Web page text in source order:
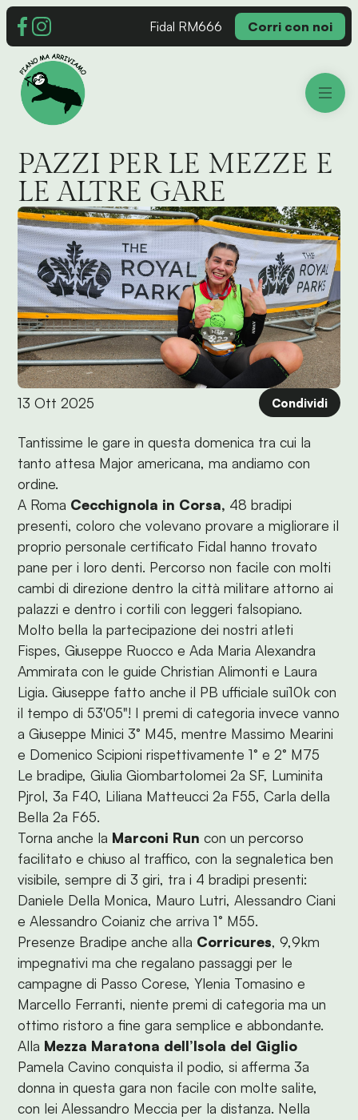
Fidal RM666 Corri con noi
PAZZI PER LE MEZZE E
LE ALTRE GARE
13 Ott 2025 Condividi
Tantissime le gare in questa domenica tra cui la
tanto attesa Major americana, ma andiamo con
ordine.
A Roma Cecchignola in Corsa, 48 bradipi
presenti, coloro che volevano provare a migliorare il
proprio personale certificato Fidal hanno trovato
pane per i loro denti. Percorso non facile con molti
cambi di direzione dentro la città militare attorno ai
palazzi e dentro i cortili con leggeri falsopiano.
Molto bella la partecipazione dei nostri atleti
Fispes, Giuseppe Ruocco e Ada Maria Alexandra
Ammirata con le guide Christian Alimonti e Laura
Ligia. Giuseppe fatto anche il PB ufficiale sui10k con
il tempo di 53'05"! I premi di categoria invece vanno
a Giuseppe Minici 3° M45, mentre Massimo Mearini
e Domenico Scipioni rispettivamente 1° e 2° M75
Le bradipe, Giulia Giombartolomei 2a SF, Luminita
Pjrol, 3a F40, Liliana Matteucci 2a F55, Carla della
Bella 2a F65.
Torna anche la Marconi Run con un percorso
facilitato e chiuso al traffico, con la segnaletica ben
visibile, sempre di 3 giri, tra i 4 bradipi presenti:
Daniele Della Monica, Mauro Lutri, Alessandro Ciani
e Alessandro Coianiz che arriva 1° M55.
Presenze Bradipe anche alla Corricures, 9,9km
impegnativi ma che regalano passaggi per le
campagne di Passo Corese, Ylenia Tomasino e
Marcello Ferranti, niente premi di categoria ma un
ottimo ristoro a fine gara semplice e abbondante.
Alla Mezza Maratona dell’Isola del Giglio
Pamela Cavino conquista il podio, si afferma 3a
donna in questa gara non facile con molte salite,
con lei Alessandro Meccia per la distanza. Nella